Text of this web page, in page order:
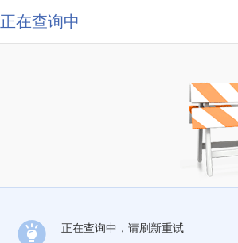
正在查询中
正在查询中，请刷新重试